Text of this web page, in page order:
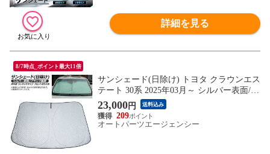
詳細を見る
8/7時点_ポイント最大11倍
サンシェード(日除け) トヨタ クラウンエス
テート 30系 2025年03月～ シルバー表面/ブ
ラック裏面 厚手型 フロントガラス用 入
数：1枚 AP-MFSH-C-161
23,000円 送料込み
209
オートパーツエージェンシー